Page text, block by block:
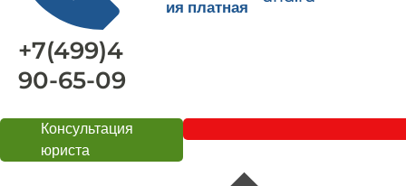
+7(499)4
90-65-09
ия платная
Консультация
юриста